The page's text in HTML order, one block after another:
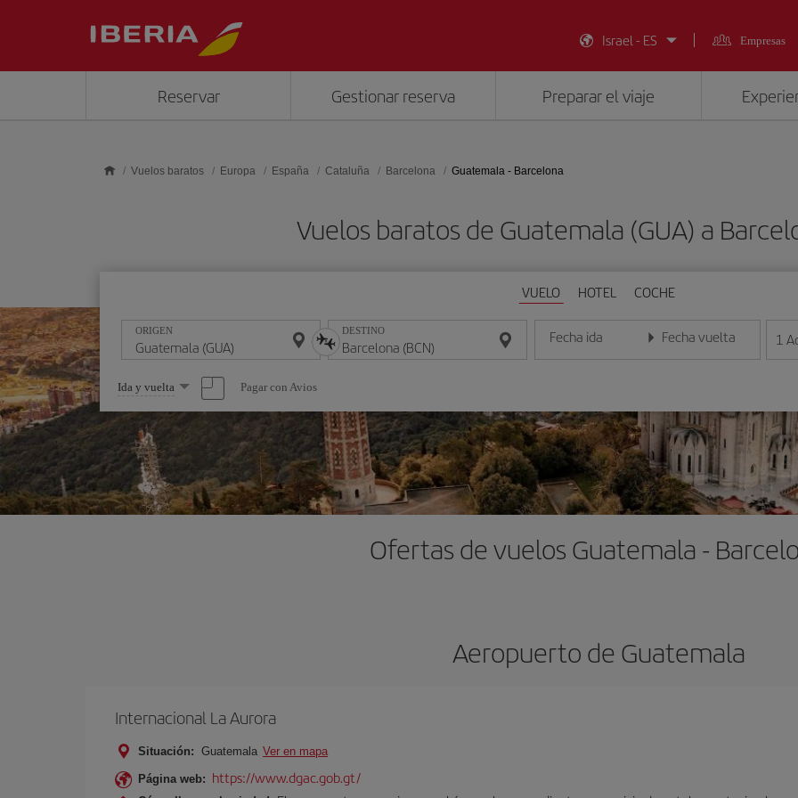
Israel - ES
Empresas
Reservar Gestionar reserva Preparar el viaje
Vuelos baratos Europa España Cataluña Barcelona Guatemala - Barcelona
Vuelos baratos de Guatemala (GUA) a
VUELO HOTEL COCHE
ORIGEN DESTINO Fecha ida
Introduce la fecha en formato día/mes/año
Fecha vuelta
Introduce la fecha en 1
Seleccione
una
opción
Ida y vuelta Pagar con Avios
Ofertas de vuelos Guatemala -
Aeropuerto de Guatemala
Internacional La Aurora
Situación: Guatemala Ver en mapa
Página web: https://www.dgac.gob.gt/